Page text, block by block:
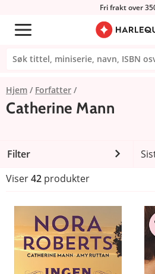
Fri frakt over
Hjem Forfatter
Catherine Mann
Filter
Viser42 produkter